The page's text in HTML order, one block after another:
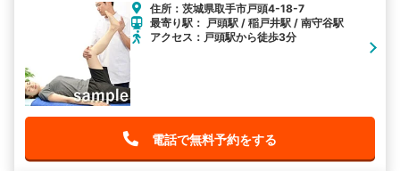
住所：茨城県取手市戸頭4-18-7
最寄り駅： 戸頭駅 / 稲戸井駅 / 南守谷駅
アクセス：戸頭駅から徒歩3分
電話で無料予約をする